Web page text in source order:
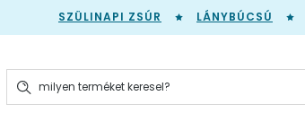
SZÜLINAPI ZSÚR LÁNYBÚCSÚ